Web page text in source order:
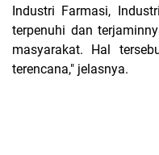
Industri Farmasi,
terpenuhi dan
masyarakat. Hal
terencana," jelasnya.